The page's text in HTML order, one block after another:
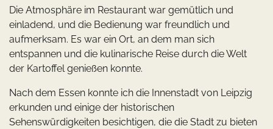
Die Atmosphäre im Restaurant war gemütlich und
einladend, und die Bedienung war freundlich und
aufmerksam. Es war ein Ort, an dem man sich
entspannen und die kulinarische Reise durch die Welt
der Kartoffel genießen konnte.
Nach dem Essen konnte ich die Innenstadt von Leipzig
erkunden und einige der historischen
Sehenswürdigkeiten besichtigen, die die Stadt zu bieten